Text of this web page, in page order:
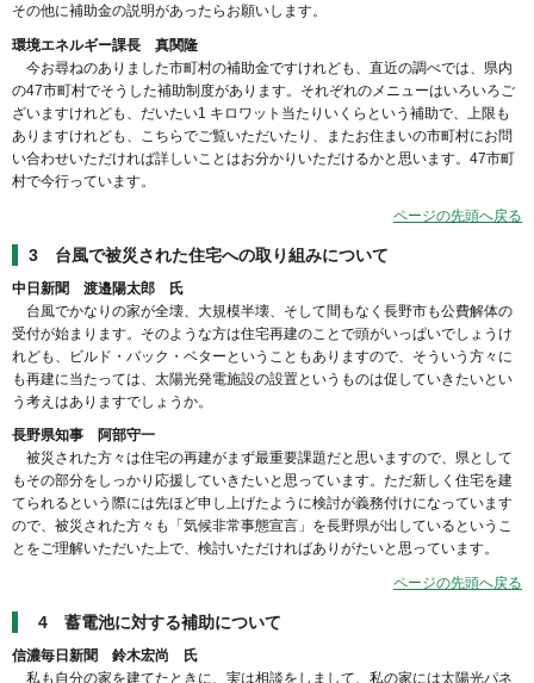
その他に補助金の説明があったらお願いします。
環境エネルギー課長 真関隆
今お尋ねのありました市町村の補助金ですけれども、直近の調べでは、県内
の47市町村でそうした補助制度があります。それぞれのメニューはいろいろご
ざいますけれども、だいたい1 キロワット当たりいくらという補助で、上限も
ありますけれども、こちらでご覧いただいたり、またお住まいの市町村にお問
い合わせいただければ詳しいことはお分かりいただけるかと思います。47市町
村で今行っています。
ページの先頭へ戻る
3 台風で被災された住宅への取り組みについて
中日新聞 渡邉陽太郎 氏
台風でかなりの家が全壊、大規模半壊、そして間もなく長野市も公費解体の
受付が始まります。そのような方は住宅再建のことで頭がいっぱいでしょうけ
れども、ビルド・バック・ベターということもありますので、そういう方々に
も再建に当たっては、太陽光発電施設の設置というものは促していきたいとい
う考えはありますでしょうか。
長野県知事 阿部守一
被災された方々は住宅の再建がまず最重要課題だと思いますので、県として
もその部分をしっかり応援していきたいと思っています。ただ新しく住宅を建
てられるという際には先ほど申し上げたように検討が義務付けになっています
ので、被災された方々も「気候非常事態宣言」を長野県が出しているというこ
とをご理解いただいた上で、検討いただければありがたいと思っています。
ページの先頭へ戻る
4 蓄電池に対する補助について
信濃毎日新聞 鈴木宏尚 氏
私も自分の家を建てたときに、実は相談をしまして、私の家には太陽光パネ